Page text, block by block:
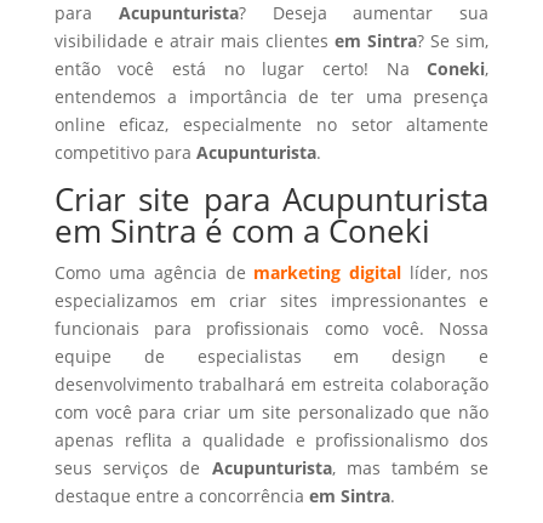
para Acupunturista? Deseja aumentar sua
visibilidade e atrair mais clientesem Sintra? Se sim,
então você está no lugar certo! NaConeki,
entendemos a importância de ter uma presença
online eficaz, especialmente no setor altamente
competitivo para Acupunturista.
Criar site para Acupunturista
em Sintra é com a Coneki
Como uma agência de marketing digital líder, nos
especializamos em criar sites impressionantes e
funcionais para profissionais como você. Nossa
equipe de especialistas em design e
desenvolvimento trabalhará em estreita colaboração
com você para criar um site personalizado que não
apenas reflita a qualidade e profissionalismo dos
seus serviços de Acupunturista, mas também se
destaque entre a concorrência em Sintra.